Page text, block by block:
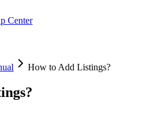
Center
How to Add Listings?